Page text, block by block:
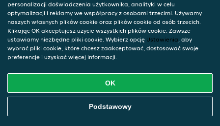
personalizacji doświadczenia użytkownika, analityki w celu
optymalizacji i reklamy we współpracy z osobami trzecimi. Używamy
naszych własnych plików cookie oraz plików cookie od osób trzecich.
Klikając OK akceptujesz użycie wszystkich plików cookie. Zawsze
ustawiamy niezbędne pliki cookie. Wybierz opcję Ustawienia, aby
wybrać pliki cookie, które chcesz zaakceptować, dostosować swoje
preferencje i uzyskać więcej informacji.
OK
Podstawowy